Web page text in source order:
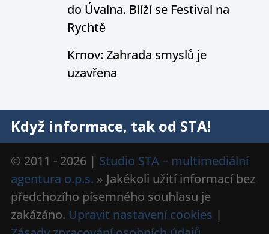
do Úvalna. Blíží se Festival na
Rychtě
Krnov: Zahrada smyslů je
uzavřena
Když informace, tak od STA!
© 2011 - 2026 | Studio STA – multimediální
agentura o.p.s. » Jakékoli užití informací bez
předchozího písemného souhlasu je
zakázáno. Upravit nastavení cookies |